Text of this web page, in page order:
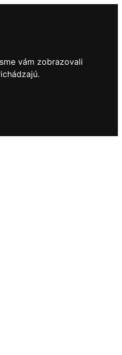
vám zobrazovali